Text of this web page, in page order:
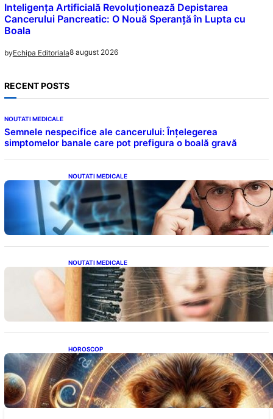
Inteligența Artificială Revoluționează Depistarea
Cancerului Pancreatic: O Nouă Speranță în Lupta cu
Boala
byEchipa Editoriala8 august 2026
RECENT POSTS
NOUTATI MEDICALE
Semnele nespecifice ale cancerului: Înțelegerea
simptomelor banale care pot prefigura o boală gravă
NOUTATI MEDICALE
Inteligența dincolo de note: Semnele unui IQ
ridicat care nu țin de școală
NOUTATI MEDICALE
Semnele unei deficiențe de proteine:
Impactul asupra sănătății tale
HOROSCOP
Portalul Leului 8/8: Oportunități de
Abundență pentru Cinci Zodii în 2026